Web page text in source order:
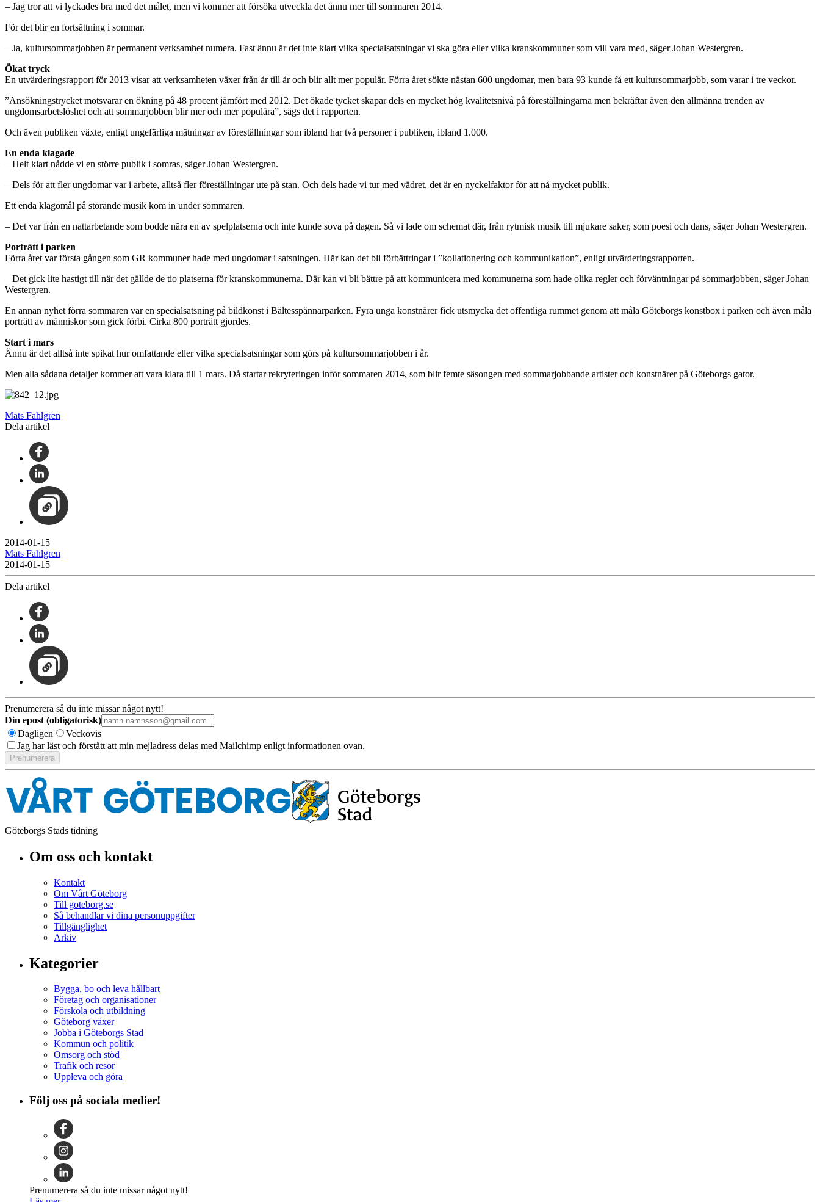
– Jag tror att vi lyckades bra med det målet, men vi kommer att försöka utveckla det ännu mer till sommaren 2014.
För det blir en fortsättning i sommar.
– Ja, kultursommarjobben är permanent verksamhet numera. Fast ännu är det inte klart vilka specialsatsningar vi ska göra eller vilka kranskommuner som vill vara med, säger Johan Westergren.
Ökat tryck
En utvärderingsrapport för 2013 visar att verksamheten växer från år till år och blir allt mer populär. Förra året sökte nästan 600 ungdomar, men bara 93 kunde få ett kultursommarjobb, som varar i tre veckor.
”Ansökningstrycket motsvarar en ökning på 48 procent jämfört med 2012. Det ökade tycket skapar dels en mycket hög kvalitetsnivå på föreställningarna men bekräftar även den allmänna trenden av
ungdomsarbetslöshet och att sommarjobben blir mer och mer populära”, sägs det i rapporten.
Och även publiken växte, enligt ungefärliga mätningar av föreställningar som ibland har två personer i publiken, ibland 1.000.
En enda klagade
– Helt klart nådde vi en större publik i somras, säger Johan Westergren.
– Dels för att fler ungdomar var i arbete, alltså fler föreställningar ute på stan. Och dels hade vi tur med vädret, det är en nyckelfaktor för att nå mycket publik.
Ett enda klagomål på störande musik kom in under sommaren.
– Det var från en nattarbetande som bodde nära en av spelplatserna och inte kunde sova på dagen. Så vi lade om schemat där, från rytmisk musik till mjukare saker, som poesi och dans, säger Johan Westergren.
Porträtt i parken
Förra året var första gången som GR kommuner hade med ungdomar i satsningen. Här kan det bli förbättringar i ”kollationering och kommunikation”, enligt utvärderingsrapporten.
– Det gick lite hastigt till när det gällde de tio platserna för kranskommunerna. Där kan vi bli bättre på att kommunicera med kommunerna som hade olika regler och förväntningar på sommarjobben, säger Johan
Westergren.
En annan nyhet förra sommaren var en specialsatsning på bildkonst i Bältesspännarparken. Fyra unga konstnärer fick utsmycka det offentliga rummet genom att måla Göteborgs konstbox i parken och även måla
porträtt av människor som gick förbi. Cirka 800 porträtt gjordes.
Start i mars
Ännu är det alltså inte spikat hur omfattande eller vilka specialsatsningar som görs på kultursommarjobben i år.
Men alla sådana detaljer kommer att vara klara till 1 mars. Då startar rekryteringen inför sommaren 2014, som blir femte säsongen med sommarjobbande artister och konstnärer på Göteborgs gator.
Mats Fahlgren
Dela artikel
2014-01-15
Mats Fahlgren
2014-01-15
Dela artikel
Prenumerera så du inte missar något nytt!
Din epost (obligatorisk)
Dagligen
Veckovis
Jag har läst och förstått att min mejladress delas med Mailchimp enligt informationen ovan.
Göteborgs Stads tidning
Om oss och kontakt
Kontakt
Om Vårt Göteborg
Till goteborg.se
Så behandlar vi dina personuppgifter
Tillgänglighet
Arkiv
Kategorier
Bygga, bo och leva hållbart
Företag och organisationer
Förskola och utbildning
Göteborg växer
Jobba i Göteborgs Stad
Kommun och politik
Omsorg och stöd
Trafik och resor
Uppleva och göra
Följ oss på sociala medier!
Prenumerera så du inte missar något nytt!